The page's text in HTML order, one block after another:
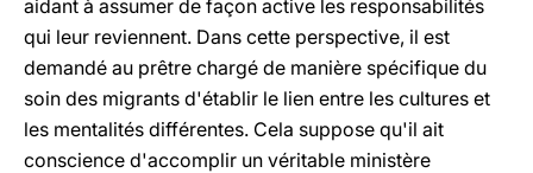
aidant à assumer de façon active les responsabilités
qui leur reviennent. Dans cette perspective, il est
demandé au prêtre chargé de manière spécifique du
soin des migrants d'établir le lien entre les cultures et
les mentalités différentes. Cela suppose qu'il ait
conscience d'accomplir un véritable ministère